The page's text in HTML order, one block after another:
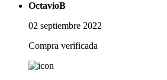
OctavioB
02 septiembre 2022
Compra verificada